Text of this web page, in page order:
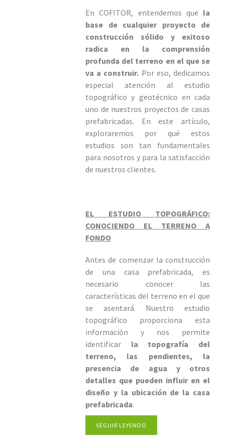
En COFITOR, entendemos que la
base de cualquier proyecto de
construcción sólido y exitoso
radica en la comprensión
profunda del terreno en el que se
va a construir. Por eso, dedicamos
especial atención al estudio
topográfico y geotécnico en cada
uno de nuestros proyectos de casas
prefabricadas. En este artículo,
exploraremos por qué estos
estudios son tan fundamentales
para nosotros y para la satisfacción
de nuestros clientes.
EL ESTUDIO TOPOGRÁFICO:
CONOCIENDO EL TERRENO A
FONDO
Antes de comenzar la construcción
de una casa prefabricada, es
necesario conocer las
características del terreno en el que
se asentará. Nuestro estudio
topográfico proporciona esta
información y nos permite
identificar la topografía del
terreno, las pendientes, la
presencia de agua y otros
detalles que pueden influir en el
diseño y la ubicación de la casa
prefabricada.
SEGUIR LEYENDO